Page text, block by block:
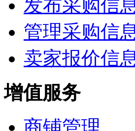
发布采购信
管理采购信
卖家报价信
增值服务